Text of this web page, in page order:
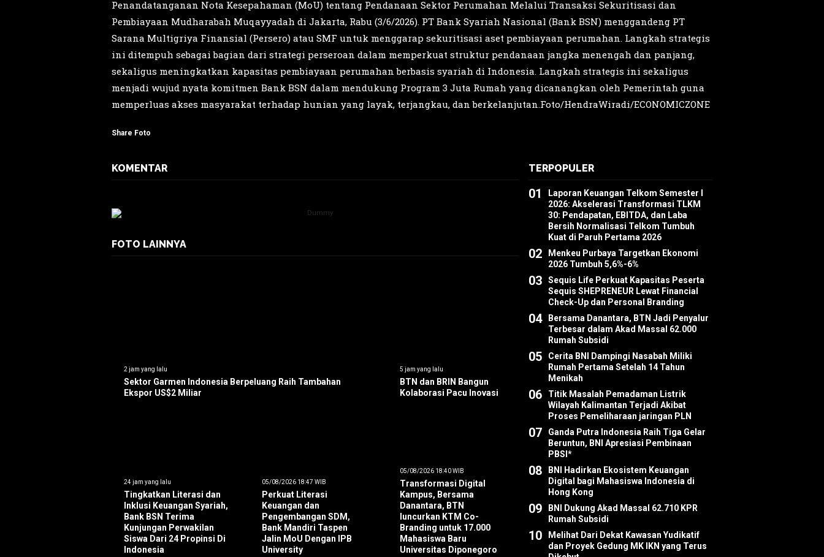
Penandatanganan Nota Kesepahaman (MoU) tentang Pendanaan Sektor Perumahan Melalui Transaksi Sekuritisasi dan
Pembiayaan Mudharabah Muqayyadah di Jakarta, Rabu (3/6/2026). PT Bank Syariah Nasional (Bank BSN) menggandeng PT
Sarana Multigriya Finansial (Persero) atau SMF untuk menggarap sekuritisasi aset pembiayaan perumahan. Langkah strategis
ini ditempuh sebagai bagian dari strategi perseroan dalam memperkuat struktur pendanaan jangka menengah dan panjang,
sekaligus meningkatkan kapasitas pembiayaan perumahan berbasis syariah di Indonesia. Langkah strategis ini sekaligus
menjadi wujud nyata komitmen Bank BSN dalam mendukung Program 3 Juta Rumah yang dicanangkan oleh Pemerintah guna
memperluas akses masyarakat terhadap hunian yang layak, terjangkau, dan berkelanjutan.Foto/HendraWiradi/ECONOMICZONE
Share Foto
KOMENTAR
FOTO LAINNYA
2 jam yang lalu
Sektor Garmen Indonesia Berpeluang Raih Tambahan
Ekspor US$2 Miliar
5 jam yang lalu
BTN dan BRIN Bangun
Kolaborasi Pacu Inovasi
24 jam yang lalu
Tingkatkan Literasi dan
Inklusi Keuangan Syariah,
Bank BSN Terima
Kunjungan Perwakilan
Siswa Dari 24 Propinsi Di
Indonesia
05/08/2026 18:47 WIB
Perkuat Literasi
Keuangan dan
Pengembangan SDM,
Bank Mandiri Taspen
Jalin MoU Dengan IPB
University
05/08/2026 18:40 WIB
Transformasi Digital
Kampus, Bersama
Danantara, BTN
luncurkan KTM Co-
Branding untuk 17.000
Mahasiswa Baru
Universitas Diponegoro
TERPOPULER
01
Laporan Keuangan Telkom Semester I
2026: Akselerasi Transformasi TLKM
30: Pendapatan, EBITDA, dan Laba
Bersih Normalisasi Telkom Tumbuh
Kuat di Paruh Pertama 2026
02
Menkeu Purbaya Targetkan Ekonomi
2026 Tumbuh 5,6%-6%
03
Sequis Life Perkuat Kapasitas Peserta
Sequis SHEPRENEUR Lewat Financial
Check-Up dan Personal Branding
04
Bersama Danantara, BTN Jadi Penyalur
Terbesar dalam Akad Massal 62.000
Rumah Subsidi
05
Cerita BNI Dampingi Nasabah Miliki
Rumah Pertama Setelah 14 Tahun
Menikah
06
Titik Masalah Pemadaman Listrik
Wilayah Kalimantan Terjadi Akibat
Proses Pemeliharaan jaringan PLN
07
Ganda Putra Indonesia Raih Tiga Gelar
Beruntun, BNI Apresiasi Pembinaan
PBSI*
08
BNI Hadirkan Ekosistem Keuangan
Digital bagi Mahasiswa Indonesia di
Hong Kong
09
BNI Dukung Akad Massal 62.710 KPR
Rumah Subsidi
10
Melihat Dari Dekat Kawasan Yudikatif
dan Proyek Gedung MK IKN yang Terus